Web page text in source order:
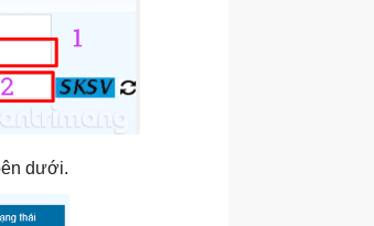
dưới.